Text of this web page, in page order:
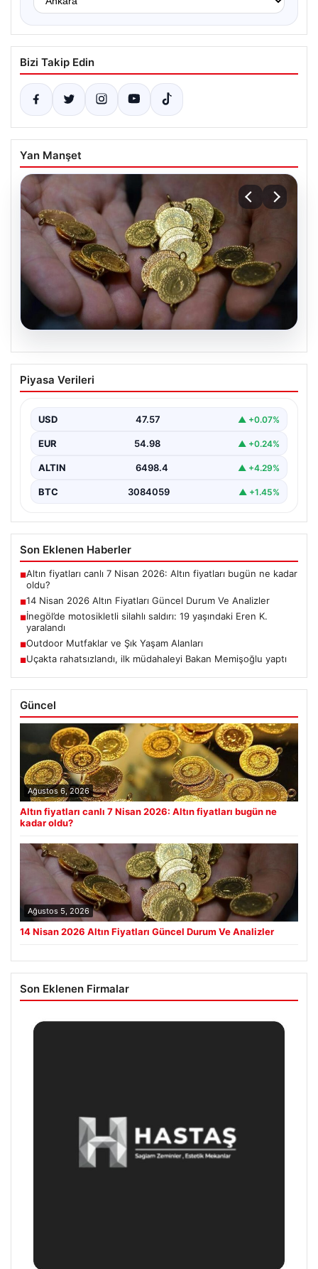
Bizi Takip Edin
Yan Manşet
05.08.2026
14 Nisan 2026 Altın Fiyatları Güncel
Durum Ve Analizler
çeken altın piyasası, küresel gelişmeler ve jeopolitik…
Piyasa Verileri
USD 47.57 ▲ +0.07%
EUR 54.98 ▲ +0.24%
ALTIN 6498.4 ▲ +4.29%
BTC 3084059 ▲ +1.45%
Son Eklenen Haberler
■Altın fiyatları canlı 7 Nisan 2026: Altın fiyatları bugün ne kadar
oldu?
■14 Nisan 2026 Altın Fiyatları Güncel Durum Ve Analizler
■İnegöl’de motosikletli silahlı saldırı: 19 yaşındaki Eren K.
yaralandı
■Outdoor Mutfaklar ve Şık Yaşam Alanları
■Uçakta rahatsızlandı, ilk müdahaleyi Bakan Memişoğlu yaptı
Güncel
Ağustos 6, 2026
Altın fiyatları canlı 7 Nisan 2026: Altın fiyatları bugün ne
kadar oldu?
Ağustos 5, 2026
14 Nisan 2026 Altın Fiyatları Güncel Durum Ve Analizler
Son Eklenen Firmalar